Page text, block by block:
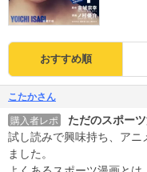
おすすめ順
こたかさん
購入者レポ
ただのスポー
試し読みで興味持ち、ア
ました。